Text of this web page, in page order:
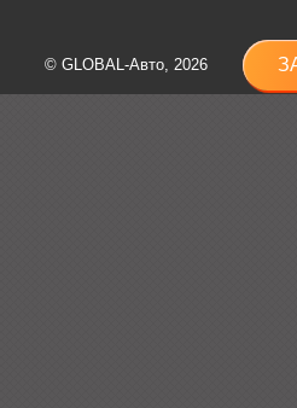
© GLOBAL-Авто, 2026